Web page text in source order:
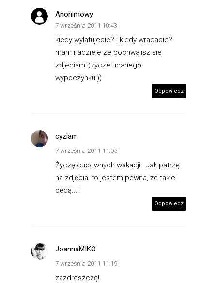
Anonimowy
7 września 2011 10:43
kiedy wylatujecie? i kiedy wracacie?
mam nadzieje ze pochwalisz sie
zdjeciami:)zycze udanego
wypoczynku:))
Odpowiedz
cyziam
7 września 2011 11:05
Życzę cudownych wakacji ! Jak patrzę
na zdjęcia, to jestem pewna, że takie
będą...!
Odpowiedz
JoannaMIKO
7 września 2011 11:19
zazdroszczę!